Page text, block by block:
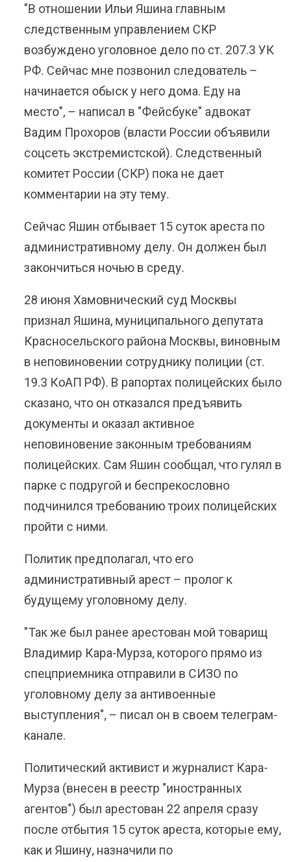
"В отношении Ильи Яшина главным
следственным управлением СКР
возбуждено уголовное дело по ст. 207.3 УК
РФ. Сейчас мне позвонил следователь –
начинается обыск у него дома. Еду на
место", – написал в "Фейсбуке" адвокат
Вадим Прохоров (власти России объявили
соцсеть экстремистской). Следственный
комитет России (СКР) пока не дает
комментарии на эту тему.
Сейчас Яшин отбывает 15 суток ареста по
административному делу. Он должен был
закончиться ночью в среду.
28 июня Хамовнический суд Москвы
признал Яшина, муниципального депутата
Красносельского района Москвы, виновным
в неповиновении сотруднику полиции (ст.
19.3 КоАП РФ). В рапортах полицейских было
сказано, что он отказался предъявить
документы и оказал активное
неповиновение законным требованиям
полицейских. Сам Яшин сообщал, что гулял в
парке с подругой и беспрекословно
подчинился требованию троих полицейских
пройти с ними.
Политик предполагал, что его
административный арест – пролог к
будущему уголовному делу.
"Так же был ранее арестован мой товарищ
Владимир Кара-Мурза, которого прямо из
спецприемника отправили в СИЗО по
уголовному делу за антивоенные
выступления", – писал он в своем телеграм-
канале.
Политический активист и журналист Кара-
Мурза (внесен в реестр "иностранных
агентов") был арестован 22 апреля сразу
после отбытия 15 суток ареста, которые ему,
как и Яшину, назначили по